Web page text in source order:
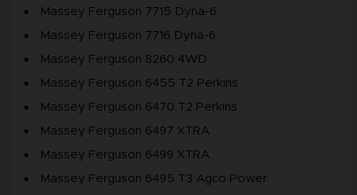
Massey Ferguson 7715 Dyna-6
Massey Ferguson 7716 Dyna-6
Massey Ferguson 8260 4WD
Massey Ferguson 6455 T2 Perkins
Massey Ferguson 6470 T2 Perkins
Massey Ferguson 6497 XTRA
Massey Ferguson 6499 XTRA
Massey Ferguson 6495 T3 Agco Power